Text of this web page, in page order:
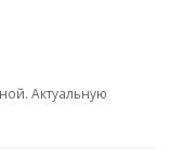
Актуальную